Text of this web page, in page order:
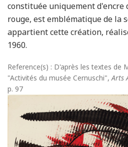
constituée uniquement d'encre
rouge, est emblématique de la
appartient cette création,
1960.
Reference(s) : D'après les textes de
"Activités du musée Cernuschi",Arts
p. 97